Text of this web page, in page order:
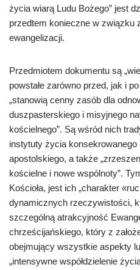
życia wiarą Ludu Bożego” jest
przedtem konieczne w związku
ewangelizacji.
Przedmiotem dokumentu są
powstałe zarówno przed, jak i
„stanowią cenny zasób dla
duszpasterskiego i misyjnego
kościelnego”. Są wśród nich
instytuty życia
apostolskiego, a także
kościelne i nowe wspólnoty”.
Kościoła, jest ich „charakter
dynamicznych rzeczywistości,
szczególną atrakcyjność
chrześcijańskiego, który z
obejmujący wszystkie aspekty
„intensywne współdzielenie